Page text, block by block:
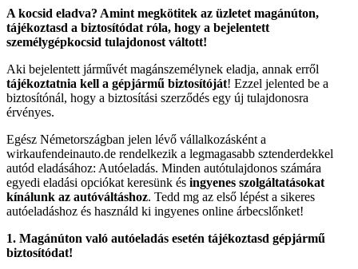
A kocsid eladva? Amint megkötitek az üzletet magánúton,
tájékoztasd a biztosítódat róla, hogy a bejelentett
személygépkocsid tulajdonost váltott!
Aki bejelentett járművét magánszemélynek eladja, annak erről
tájékoztatnia kell a gépjármű biztosítóját! Ezzel jelented be a
biztosítónál, hogy a biztosítási szerződés egy új tulajdonosra
érvényes.
Egész Németországban jelen lévő vállalkozásként a
wirkaufendeinauto.de rendelkezik a legmagasabb sztenderdekkel
autód eladásához: Autóeladás. Minden autótulajdonos számára
egyedi eladási opciókat keresünk és ingyenes szolgáltatásokat
kínálunk az autóváltáshoz. Tedd mg az első lépést a sikeres
autóeladáshoz és használd ki ingyenes online árbecslőnket!
1. Magánúton való autóeladás esetén tájékoztasd gépjármű
biztosítódat!